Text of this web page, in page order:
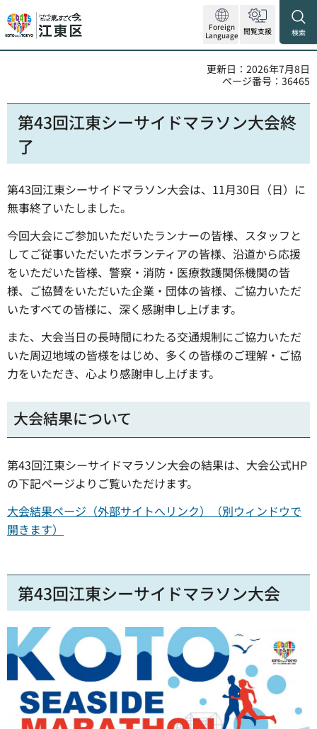
Foreign
Language 閲覧支援 検索
更新日：2026年7月8日
ページ番号：36465
第43回江東シーサイドマラソン大会終
了
第43回江東シーサイドマラソン大会は、11月30日（日）に
無事終了いたしました。
今回大会にご参加いただいたランナーの皆様、スタッフと
してご従事いただいたボランティアの皆様、沿道から応援
をいただいた皆様、警察・消防・医療救護関係機関の皆
様、ご協賛をいただいた企業・団体の皆様、ご協力いただ
いたすべての皆様に、深く感謝申し上げます。
また、大会当日の長時間にわたる交通規制にご協力いただ
いた周辺地域の皆様をはじめ、多くの皆様のご理解・ご協
力をいただき、心より感謝申し上げます。
大会結果について
第43回江東シーサイドマラソン大会の結果は、大会公式HP
の下記ページよりご覧いただけます。
大会結果ページ（外部サイトへリンク）（別ウィンドウで
開きます）
第43回江東シーサイドマラソン大会